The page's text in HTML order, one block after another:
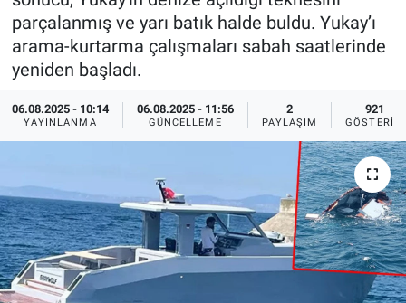
parçalanmış ve yarı batık halde buldu. Yukay’ı
arama-kurtarma çalışmaları sabah saatlerinde
yeniden başladı.
06.08.2025 - 10:14
YAYINLANMA
06.08.2025 - 11:56
GÜNCELLEME
2
PAYLAŞIM
921
GÖSTERIM
Eğitim
Ekonomi
Forum
Gerçeğin İzinde
Gün Başlıyor